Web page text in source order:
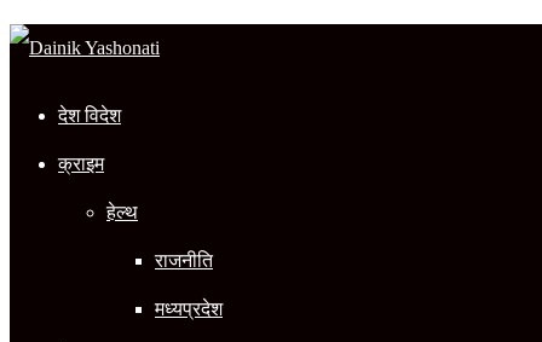
देश विदेश
क्राइम
हेल्थ
राजनीति
मध्यप्रदेश